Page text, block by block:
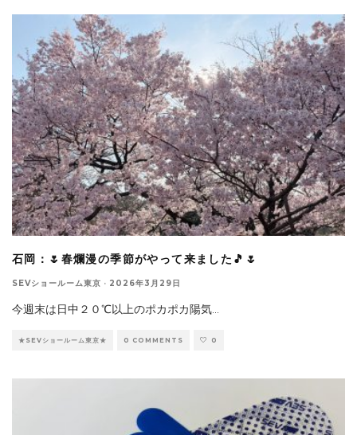
石岡：🌷春爛漫の季節がやって来ました🎵🌷
SEVショールーム東京 · 2026年3月29日
今週末は日中２０℃以上のポカポカ陽気...
★SEVショールーム東京★ 0 COMMENTS 0